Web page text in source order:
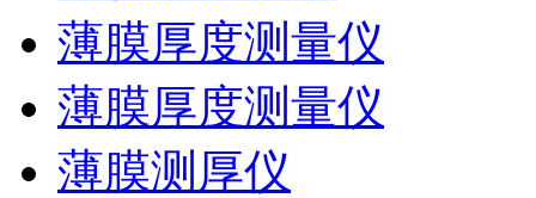
薄膜厚度测量仪
薄膜厚度测量仪
薄膜测厚仪